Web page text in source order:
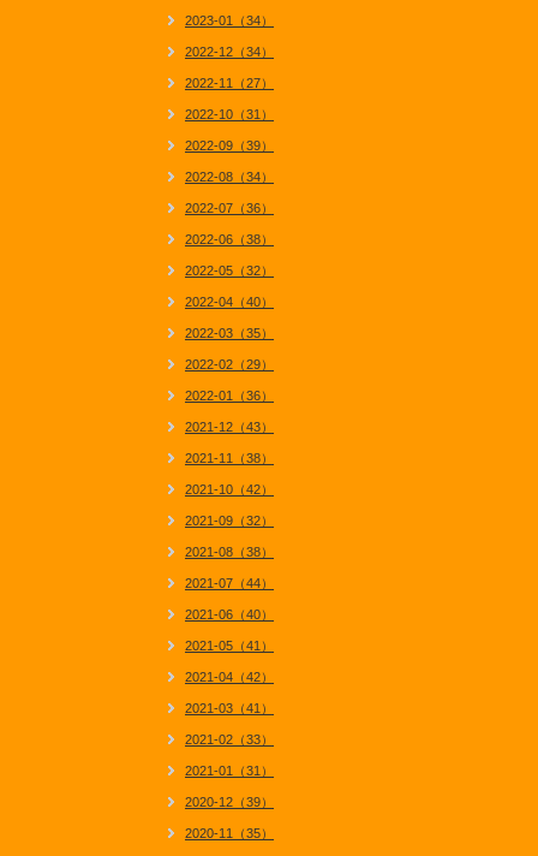
2023-01（34）
2022-12（34）
2022-11（27）
2022-10（31）
2022-09（39）
2022-08（34）
2022-07（36）
2022-06（38）
2022-05（32）
2022-04（40）
2022-03（35）
2022-02（29）
2022-01（36）
2021-12（43）
2021-11（38）
2021-10（42）
2021-09（32）
2021-08（38）
2021-07（44）
2021-06（40）
2021-05（41）
2021-04（42）
2021-03（41）
2021-02（33）
2021-01（31）
2020-12（39）
2020-11（35）